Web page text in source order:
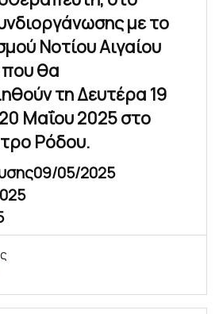
με το
Νοτίου Αιγαίου
θα
τη Δευτέρα 19
Μαΐου 2025 στο
Ρόδου.
09/05/2025